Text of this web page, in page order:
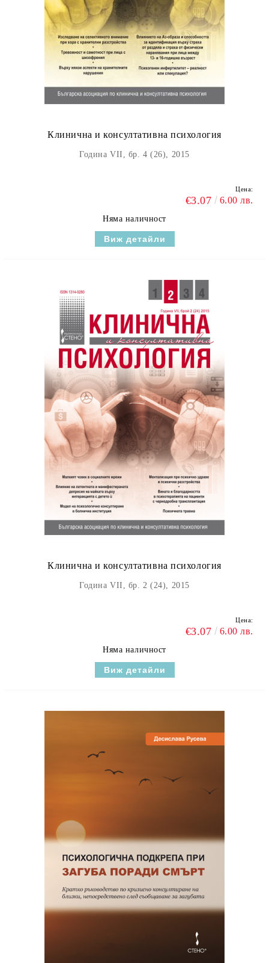
Клинична и консултативна психология
Година VII, бр. 4 (26), 2015
Цена:
€3.07 6.00 лв.
Няма наличност
Виж детайли
Клинична и консултативна психология
Година VII, бр. 2 (24), 2015
Цена:
€3.07 6.00 лв.
Няма наличност
Виж детайли